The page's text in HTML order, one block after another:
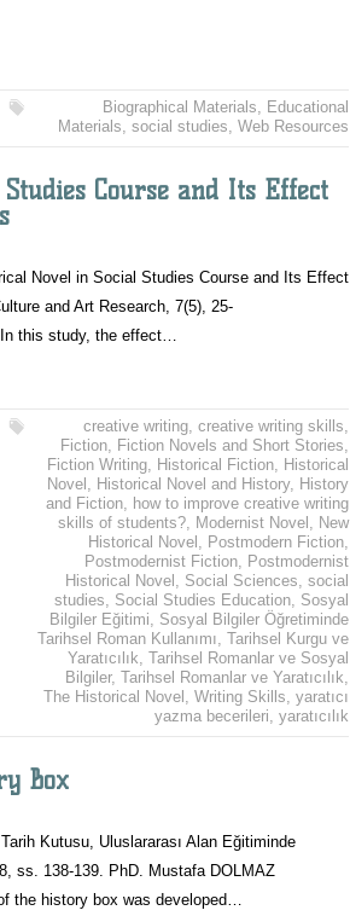
Biographical Materials, Educational
Materials, social studies, Web Resources
Course and Its Effect
Novel in Social Studies Course and Its Effect
and Art Research, 7(5), 25-
this study, the effect…
creative writing, creative writing skills,
Fiction, Fiction Novels and Short Stories,
Fiction Writing, Historical Fiction, Historical
Novel , Historical Novel and History, History
and Fiction, how to improve creative writing
skills of students?, Modernist Novel , New
Historical Novel , Postmodern Fiction,
Postmodernist Fiction, Postmodernist
Historical Novel , Social Sciences, social
studies, Social Studies Education, Sosyal
Bilgiler Eğitimi, Sosyal Bilgiler Öğretiminde
Tarihsel Roman Kullanımı, Tarihsel Kurgu ve
Yaratıcılık, Tarihsel Romanlar ve Sosyal
Bilgiler, Tarihsel Romanlar ve Yaratıcılık,
The Historical Novel , Writing Skills, yaratıcı
yazma becerileri, yaratıcılık
Box
Kutusu, Uluslararası Alan Eğitiminde
ss. 138-139. PhD. Mustafa DOLMAZ
the history box was developed…